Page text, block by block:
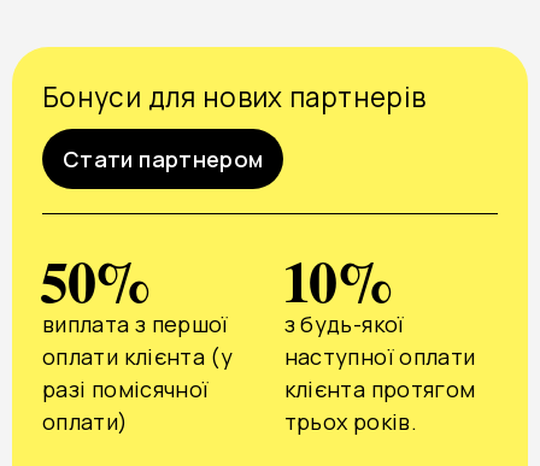
Бонуси для нових партнерів
Стати партнером
50%
виплата з першої
оплати клієнта (у
разі помісячної
оплати)
10%
з будь-якої
наступної оплати
клієнта протягом
трьох років.